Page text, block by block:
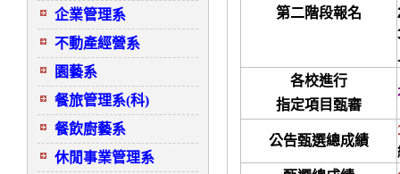
企業管理系
不動產經營系
園藝系
餐旅管理系(科)
餐飲廚藝系
休閒事業管理系
第二階段報名
各校進行
指定項目甄審
公告甄選總成績